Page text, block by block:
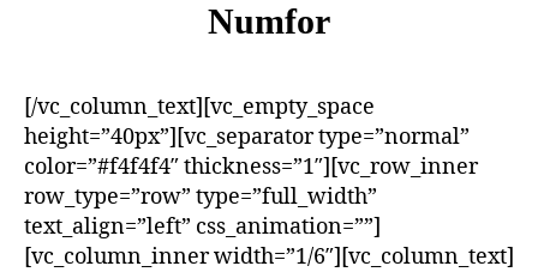
Numfor
[/vc_column_text][vc_empty_space
height=”40px”][vc_separator type=”normal”
color=”#f4f4f4″ thickness=”1″][vc_row_inner
row_type=”row” type=”full_width”
text_align=”left” css_animation=””]
[vc_column_inner width=”1/6″][vc_column_text]